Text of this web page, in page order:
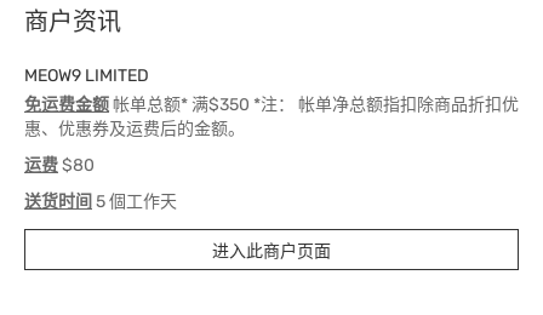
商户资讯
MEOW9 LIMITED
免运费金额帐单总额* 满$350 *注： 帐单净总额指扣除商品折扣优
惠、优惠券及运费后的金额。
运费$80
送货时间 5 個工作天
进入此商户页面